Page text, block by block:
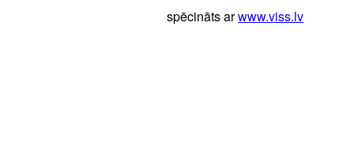
spēcināts arwww.viss.lv